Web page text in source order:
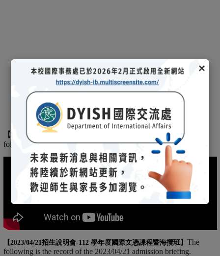
×
【 2025/03/08招生說明會- 114 學年度國際文憑課程暨海攬班 】
following is the record of the 2025/03/08 admission briefing.
【2023/04/21招生說明會-112 學年度國際文憑課程暨海攬班】 The
following is the record of the 2023/04/21 admission briefing.